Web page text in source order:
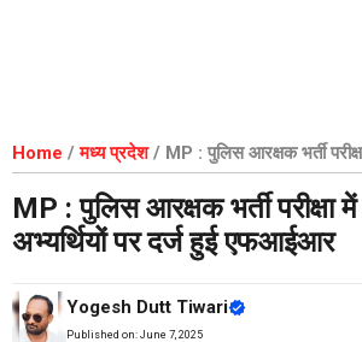
Home /मध्य प्रदेश/ MP : पुलिस आरक्षक भर्ती
अभ्यर्थियों पर दर्ज हुई एफआईआर
MP : पुलिस आरक्षक भर्ती परीक्षा
अभ्यर्थियों पर दर्ज हुई एफआईआर
Yogesh Dutt Tiwari
Published on: June 7, 2025